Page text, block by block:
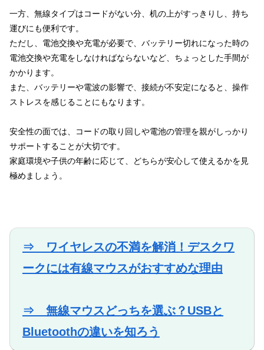
一方、無線タイプはコードがない分、机の上がすっきりし、持ち
運びにも便利です。
ただし、電池交換や充電が必要で、バッテリー切れになった時の
電池交換や充電をしなければならないなど、ちょっとした手間が
かかります。
また、バッテリーや電波の影響で、接続が不安定になると、操作
ストレスを感じることにもなります。
安全性の面では、コードの取り回しや電池の管理を親がしっかり
サポートすることが大切です。
家庭環境や子供の年齢に応じて、どちらが安心して使えるかを見
極めましょう。
⇒ ワイヤレスの不満を解消！デスクワ
ークには有線マウスがおすすめな理由
⇒ 無線マウスどっちを選ぶ？USBと
Bluetoothの違いを知ろう